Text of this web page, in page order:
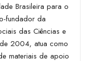
Brasileira para o
fundador da
das Ciências e
2004, atua como
materiais de apoio